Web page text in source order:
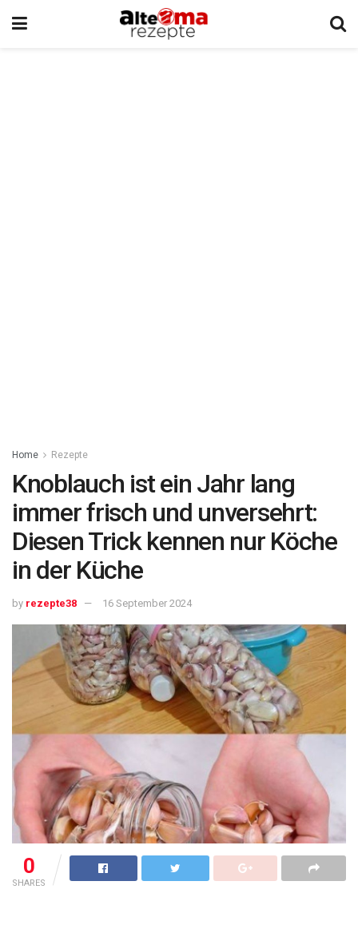
Home Rezepte
Knoblauch ist ein Jahr lang
immer frisch und unversehrt:
Diesen Trick kennen nur Köche
in der Küche
by rezepte38 16 September 2024
0
SHARES